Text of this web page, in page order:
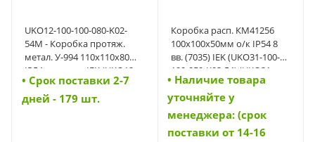
UKO12-100-100-080-K02-
54M - Коробка протяж.
метал. У-994 110х110х80
IP54 с уплотн. IEK (UKO12-
100-100-080-K02-54M)
• Cрок поставки 2-7
дней - 179 шт.
Коробка расп. КМ41256
100х100х50мм о/к IP54 8
вв. (7035) IEK (UKO31-100-
100-050-K03-54) (UKO31-
100-100-050-K03-54)
• Наличие товара
уточняйте у
менеджера: (срок
поставки от 14-16